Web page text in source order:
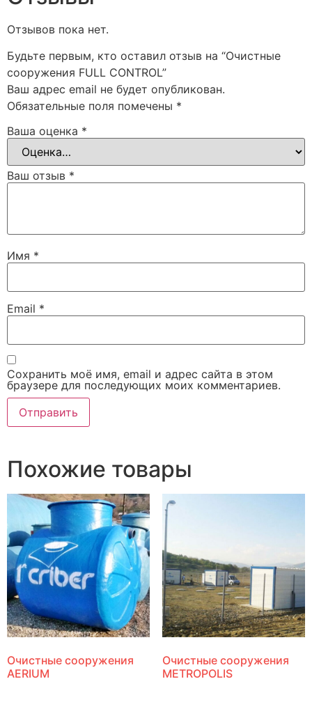
Отзывов пока нет.
Будьте первым, кто оставил отзыв на “Очистные
сооружения FULL CONTROL”
Ваш адрес email не будет опубликован.
Обязательные поля помечены *
Ваша оценка *
Ваш отзыв *
Имя *
Email *
Сохранить моё имя, email и адрес сайта в этом
браузере для последующих моих комментариев.
Похожие товары
Очистные сооружения
AERIUM
Очистные сооружения
METROPOLIS